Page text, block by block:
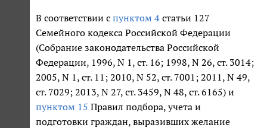
В соответствии с пунктом 4 статьи 127
Семейного кодекса Российской Федерации
(Собрание законодательства Российской
Федерации, 1996, N 1, ст. 16; 1998, N 26, ст. 3014;
2005, N 1, ст. 11; 2010, N 52, ст. 7001; 2011, N 49,
ст. 7029; 2013, N 27, ст. 3459, N 48, ст. 6165) и
пунктом 15 Правил подбора, учета и
подготовки граждан, выразивших желание